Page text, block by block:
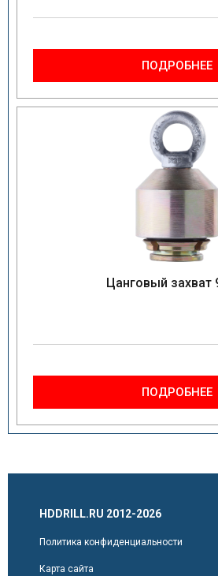
ПОДРОБНЕЕ
Цанговый захват
ПОДРОБНЕЕ
HDDRILL.RU 2012-2026
Политика конфиденциальности
Карта сайта